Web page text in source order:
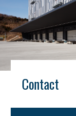
Contact